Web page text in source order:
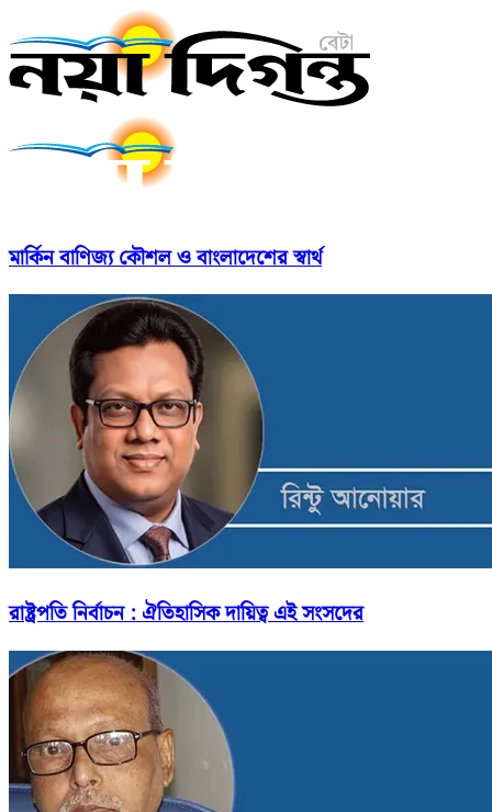
মার্কিন বাণিজ্য কৌশল ও বাংলাদেশের স্বার্থ
রাষ্ট্রপতি নির্বাচন : ঐতিহাসিক দায়িত্ব এই সংসদের